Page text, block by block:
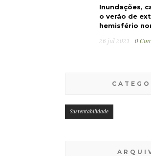
Inundações,
o verão de
hemisfério
26 jul 2021 0
Sustentabilidade